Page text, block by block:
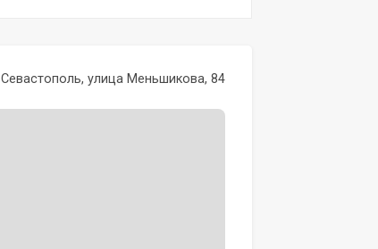
Севастополь, улица Меньшикова, 84